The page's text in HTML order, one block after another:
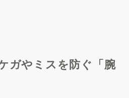
ガやミスを防ぐ「腕